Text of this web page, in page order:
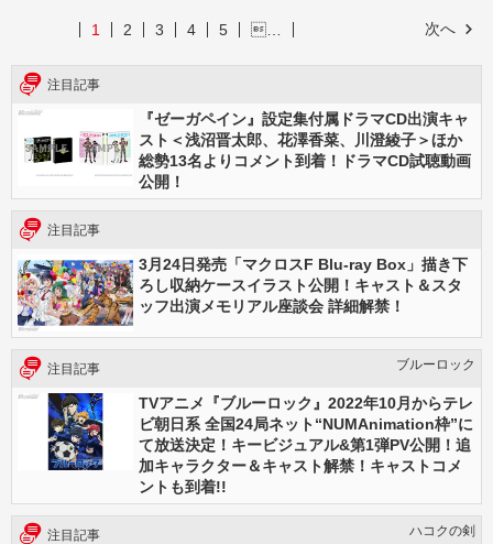
次へ
1 2 3 4 5 …
注目記事
『ゼーガペイン』設定集付属ドラマCD出演キャ
スト＜浅沼晋太郎、花澤香菜、川澄綾子＞ほか
総勢13名よりコメント到着！ドラマCD試聴動画
公開！
注目記事
3月24日発売「マクロスF Blu-ray Box」描き下
ろし収納ケースイラスト公開！キャスト＆スタ
ッフ出演メモリアル座談会 詳細解禁！
注目記事 ブルーロック
TVアニメ『ブルーロック』2022年10月からテレ
ビ朝日系 全国24局ネット“NUMAnimation枠”に
て放送決定！キービジュアル&第1弾PV公開！追
加キャラクター＆キャスト解禁！キャストコメ
ントも到着!!
注目記事 ハコクの剣